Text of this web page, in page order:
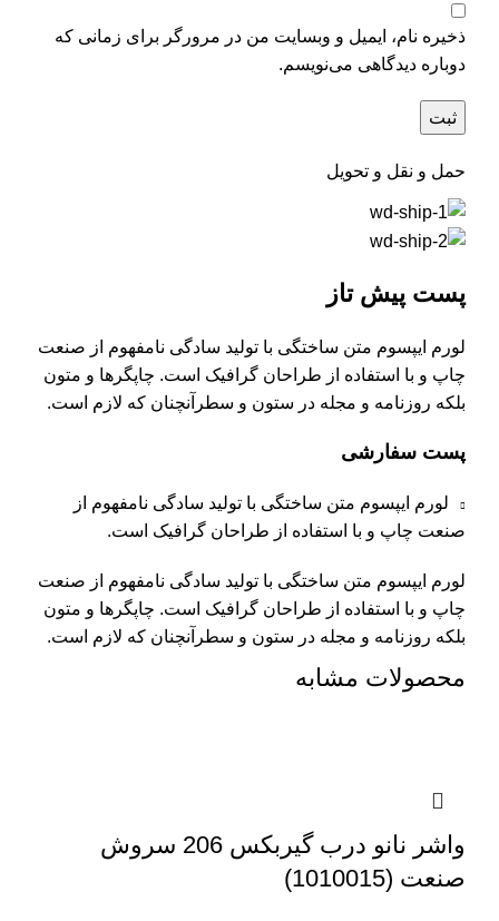
ذخیره نام، ایمیل و وبسایت من در مرورگر برای زمانی که
دوباره دیدگاهی می‌نویسم.
حمل و نقل و تحویل
پست پیش تاز
لورم ایپسوم متن ساختگی با تولید سادگی نامفهوم از صنعت
چاپ و با استفاده از طراحان گرافیک است. چاپگرها و متون
بلکه روزنامه و مجله در ستون و سطرآنچنان که لازم است.
پست سفارشی
لورم ایپسوم متن ساختگی با تولید سادگی نامفهوم از
صنعت چاپ و با استفاده از طراحان گرافیک است.
لورم ایپسوم متن ساختگی با تولید سادگی نامفهوم از صنعت
چاپ و با استفاده از طراحان گرافیک است. چاپگرها و متون
بلکه روزنامه و مجله در ستون و سطرآنچنان که لازم است.
محصولات مشابه
واشر نانو درب گیربکس 206 سروش
صنعت (1010015)